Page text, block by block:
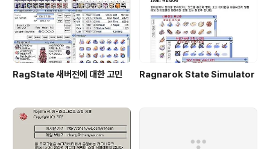
RagState 새버전에 대한 고민 Ragnarok State Simulator